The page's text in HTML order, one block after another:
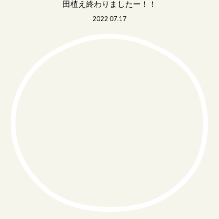
田植え終わりましたー！！
2022 07.17